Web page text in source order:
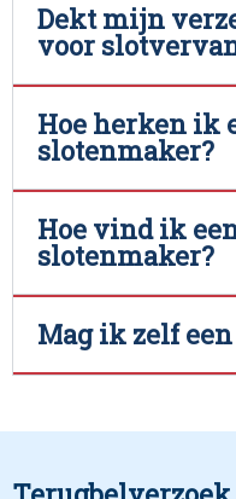
Dekt mijn
voor
Hoe herken ik
slotenmaker?
Hoe vind ik
slotenmaker?
Mag ik zelf